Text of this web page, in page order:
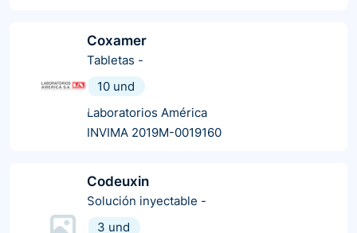
Coxamer
Tabletas -
10 und
Laboratorios América
INVIMA 2019M-0019160
Codeuxin
Solución inyectable -
3 und